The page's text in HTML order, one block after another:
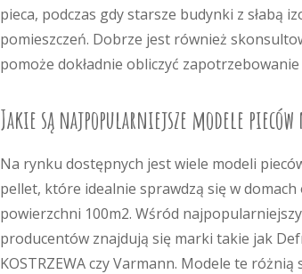
pieca, podczas gdy starsze budynki z słabą
pomieszczeń. Dobrze jest również
pomoże dokładnie obliczyć
Jakie są najpopularniejsze modele
Na rynku dostępnych jest wiele modeli
pellet, które idealnie sprawdzą się w domach
powierzchni 100m2. Wśród
producentów znajdują się marki takie jak
KOSTRZEWA czy Varmann. Modele te różnią